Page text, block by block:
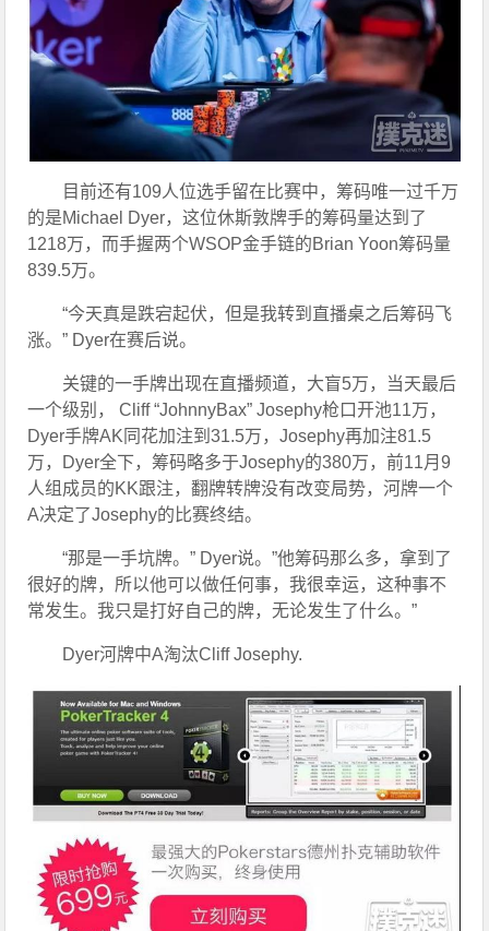
目前还有109人位选手留在比赛中，筹码唯一过千万
的是Michael Dyer，这位休斯敦牌手的筹码量达到了
1218万，而手握两个WSOP金手链的Brian Yoon筹码量
839.5万。
“今天真是跌宕起伏，但是我转到直播桌之后筹码飞
涨。” Dyer在赛后说。
关键的一手牌出现在直播频道，大盲5万，当天最后
一个级别， Cliff “JohnnyBax” Josephy枪口开池11万，
Dyer手牌AK同花加注到31.5万，Josephy再加注81.5
万，Dyer全下，筹码略多于Josephy的380万，前11月9
人组成员的KK跟注，翻牌转牌没有改变局势，河牌一个
A决定了Josephy的比赛终结。
“那是一手坑牌。” Dyer说。”他筹码那么多，拿到了
很好的牌，所以他可以做任何事，我很幸运，这种事不
常发生。我只是打好自己的牌，无论发生了什么。”
Dyer河牌中A淘汰Cliff Josephy.